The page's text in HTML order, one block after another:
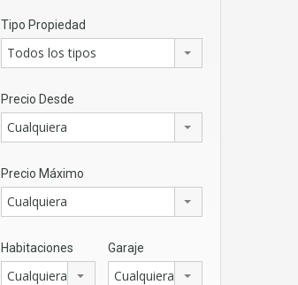
Tipo Propiedad
Todos los tipos
Precio Desde
Cualquiera
Precio Máximo
Cualquiera
Habitaciones
Cualquiera
Garaje
Cualquiera